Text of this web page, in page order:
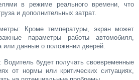
в режиме реального времени, что
и дополнительных затрат.
Кроме температуры, экран может
параметры работы автомобиля,
или данные о положении дверей.
будет получать своевременные
от нормы или критических ситуациях,